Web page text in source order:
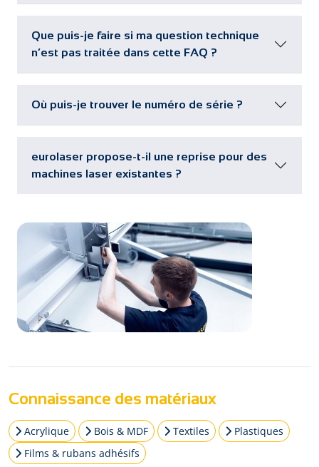
Que puis-je faire si ma question technique
n’est pas traitée dans cette FAQ ?
Où puis-je trouver le numéro de série ?
eurolaser propose-t-il une reprise pour des
machines laser existantes ?
Connaissance des matériaux
Acrylique Bois & MDF Textiles
Plastiques
Films & rubans adhésifs